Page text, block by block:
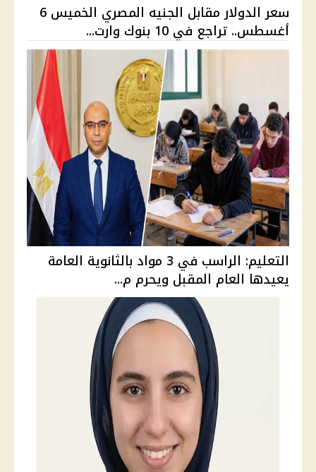
سعر الدولار مقابل الجنيه المصري الخميس 6
أغسطس.. تراجع في 10 بنوك وارت...
التعليم: الراسب في 3 مواد بالثانوية العامة
يعيدها العام المقبل ويحرم م...